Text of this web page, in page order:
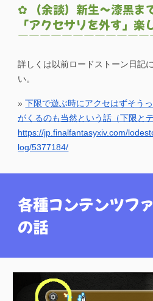
✿ （余談）新生～漆黒ま
「アクセサリを外す」楽
￣￣￣￣￣￣￣￣￣￣￣￣
詳しくは以前ロードストーン日記
い。
»下限で遊ぶ時にアクセはずそう
がくるのも当然という話（下限とデ
https://jp.finalfantasyxiv.com/
log/5377184/
各種コンテンツフ
の話